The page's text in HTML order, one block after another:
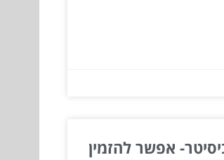
אפשר להזמין